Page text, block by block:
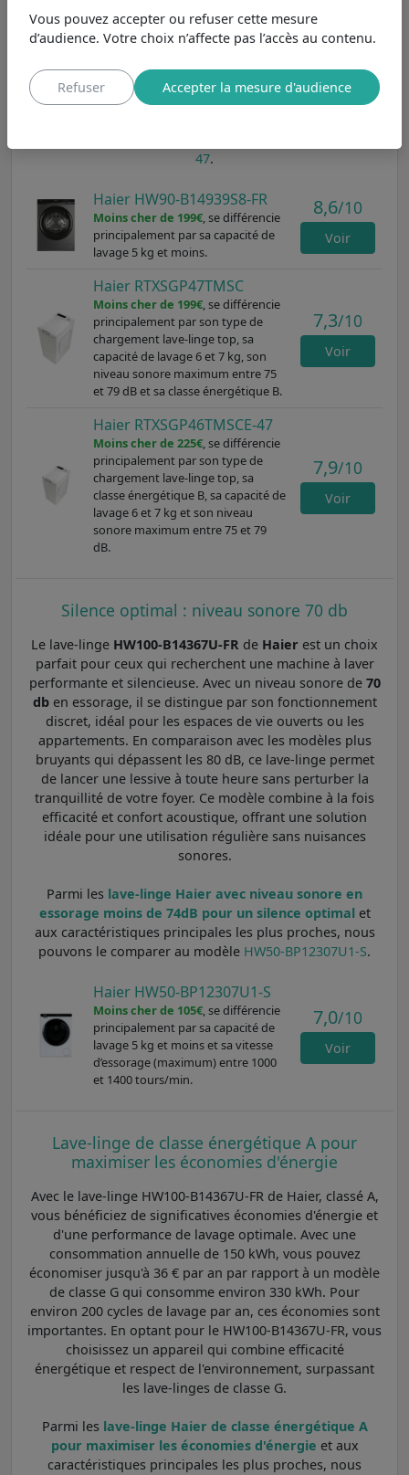
efficacité énergétique. C'est une option parfaite pour
ceux qui recherchent une machine rapide et
performante pour leur lessive quotidienne.
Parmi leslave-linge Haier avec vitesse d'essorage plus
de 1400 tours/minet aux caractéristiques principales les
47.
Haier HW90-B14939S8-FR
Moins cher de 199€, se différencie
principalement par sa capacité de
lavage 5 kg et moins.
8,6/10
Voir
Haier RTXSGP47TMSC
Moins cher de 199€, se différencie
principalement par son type de
chargement lave-linge top, sa
capacité de lavage 6 et 7 kg, son
niveau sonore maximum entre 75
et 79 dB et sa classe énergétique B.
7,3/10
Voir
Haier RTXSGP46TMSCE-47
Moins cher de 225€, se différencie
principalement par son type de
chargement lave-linge top, sa
classe énergétique B, sa capacité de
lavage 6 et 7 kg et son niveau
sonore maximum entre 75 et 79
dB.
7,9/10
Voir
Silence optimal : niveau sonore 70 db
Le lave-linge HW100-B14367U-FR de Haier est un choix
parfait pour ceux qui recherchent une machine à laver
performante et silencieuse. Avec un niveau sonore de 70
dben essorage, il se distingue par son fonctionnement
discret, idéal pour les espaces de vie ouverts ou les
appartements. En comparaison avec les modèles plus
bruyants qui dépassent les 80 dB, ce lave-linge permet
de lancer une lessive à toute heure sans perturber la
tranquillité de votre foyer. Ce modèle combine à la fois
efficacité et confort acoustique, offrant une solution
idéale pour une utilisation régulière sans nuisances
sonores.
Parmi les lave-linge Haier avec niveau sonore en
essorage moins de 74dB pour un silence optimalet
aux caractéristiques principales les plus proches, nous
pouvons le comparer au modèle HW50-BP12307U1-S.
Haier HW50-BP12307U1-S
Moins cher de 105€, se différencie
principalement par sa capacité de
lavage 5 kg et moins et sa vitesse
d’essorage (maximum) entre 1000
et 1400 tours/min.
7,0/10
Voir
Lave-linge de classe énergétique A pour
maximiser les économies d'énergie
Avec le lave-linge HW100-B14367U-FR de Haier, classé A,
vous bénéficiez de significatives économies d'énergie et
d'une performance de lavage optimale. Avec une
consommation annuelle de 150 kWh, vous pouvez
économiser jusqu'à 36 € par an par rapport à un modèle
de classe G qui consomme environ 330 kWh. Pour
environ 200 cycles de lavage par an, ces économies sont
importantes. En optant pour le HW100-B14367U-FR, vous
choisissez un appareil qui combine efficacité
énergétique et respect de l'environnement, surpassant
les lave-linges de classe G.
Parmi les lave-linge Haier de classe énergétique A
pour maximiser les économies d'énergie et aux
caractéristiques principales les plus proches, nous
Vous pouvez accepter ou refuser cette mesure
d’audience. Votre choix n’affecte pas l’accès au contenu.
Refuser Accepter la mesure d'audience